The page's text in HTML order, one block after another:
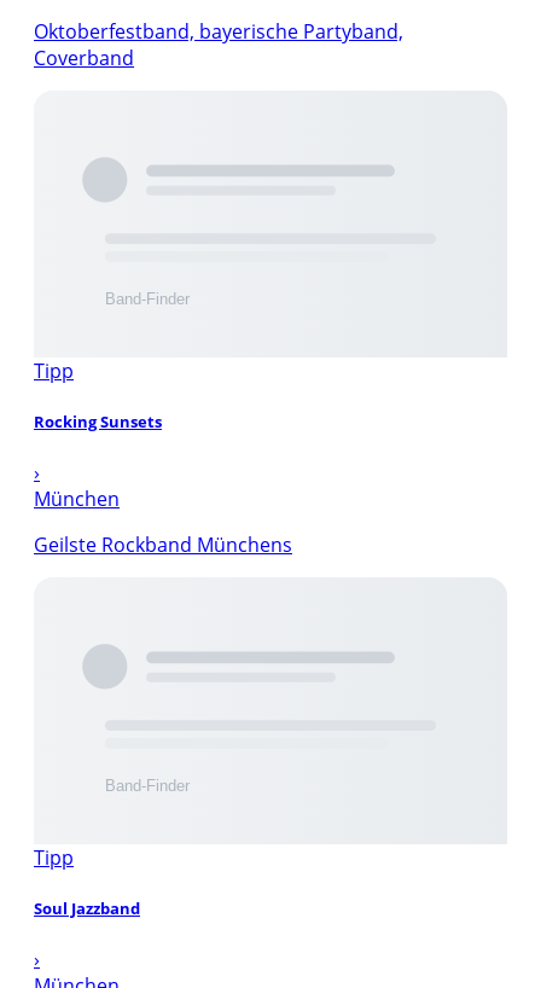
Oktoberfestband, bayerische Partyband,
Coverband
Tipp
Rocking Sunsets
›
München
Geilste Rockband Münchens
Tipp
Soul Jazzband
›